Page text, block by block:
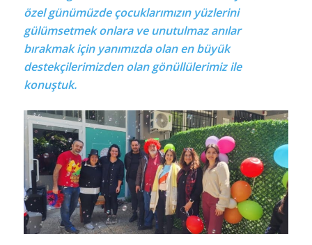
özel günümüzde çocuklarımızın yüzlerini
gülümsetmek onlara ve unutulmaz anılar
bırakmak için yanımızda olan en büyük
destekçilerimizden olan gönüllülerimiz ile
konuştuk.